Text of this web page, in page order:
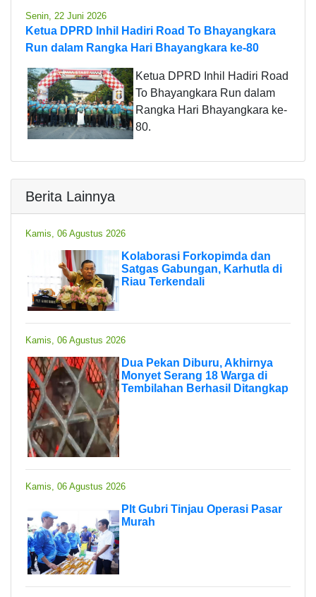
Senin, 22 Juni 2026
Ketua DPRD Inhil Hadiri Road To Bhayangkara
Run dalam Rangka Hari Bhayangkara ke-80
Ketua DPRD Inhil Hadiri Road
To Bhayangkara Run dalam
Rangka Hari Bhayangkara ke-
80.
Berita Lainnya
Kamis, 06 Agustus 2026
Kolaborasi Forkopimda dan
Satgas Gabungan, Karhutla di
Riau Terkendali
Kamis, 06 Agustus 2026
Dua Pekan Diburu, Akhirnya
Monyet Serang 18 Warga di
Tembilahan Berhasil Ditangkap
Kamis, 06 Agustus 2026
Plt Gubri Tinjau Operasi Pasar
Murah